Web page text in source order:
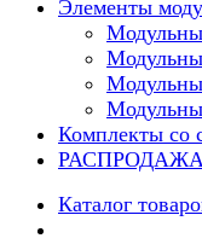
Элементы
Комплекты со
Каталог